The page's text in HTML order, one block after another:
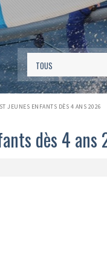
JEUNES ENFANTS DÈS 4 ANS 2026
dès 4 ans